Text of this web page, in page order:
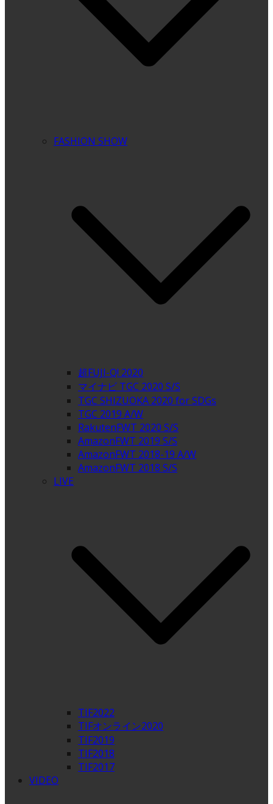
FASHION SHOW
超FUJI-Q! 2020
マイナビ TGC 2020 S/S
TGC SHIZUOKA 2020 for SDGs
TGC 2019 A/W
RakutenFWT 2020 S/S
AmazonFWT 2019 S/S
AmazonFWT 2018-19 A/W
AmazonFWT 2018 S/S
LIVE
TIF2022
TIFオンライン2020
TIF2019
TIF2018
TIF2017
VIDEO